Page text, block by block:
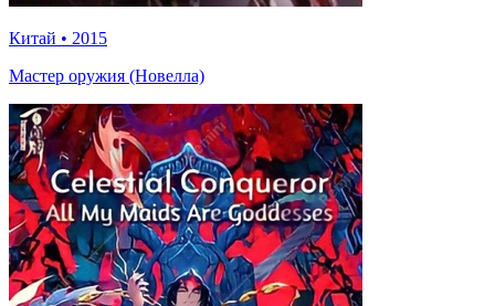
Китай • 2015
Мастер оружия (Новелла)